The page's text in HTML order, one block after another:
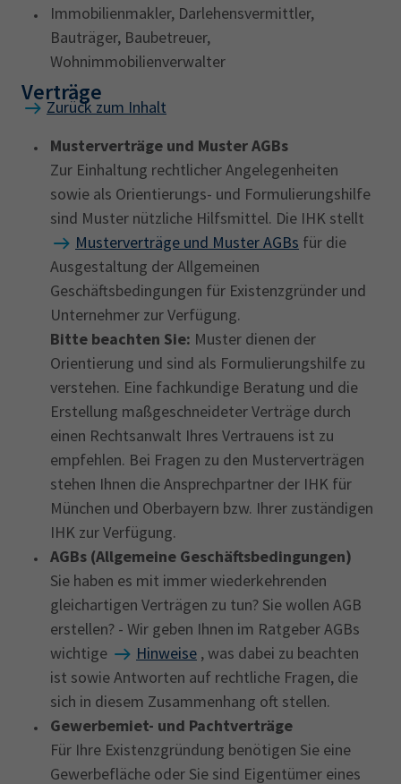
Immobilienmakler, Darlehensvermittler,
Bauträger, Baubetreuer,
Wohnimmobilienverwalter
Zurück zum Inhalt
Verträge
Musterverträge und Muster AGBs
Zur Einhaltung rechtlicher Angelegenheiten
sowie als Orientierungs- und Formulierungshilfe
sind Muster nützliche Hilfsmittel. Die IHK stellt
Musterverträge und Muster AGBs für die
Ausgestaltung der Allgemeinen
Geschäftsbedingungen für Existenzgründer und
Unternehmer zur Verfügung.
Bitte beachten Sie: Muster dienen der
Orientierung und sind als Formulierungshilfe zu
verstehen. Eine fachkundige Beratung und die
Erstellung maßgeschneideter Verträge durch
einen Rechtsanwalt Ihres Vertrauens ist zu
empfehlen. Bei Fragen zu den Musterverträgen
stehen Ihnen die Ansprechpartner der IHK für
München und Oberbayern bzw. Ihrer zuständigen
IHK zur Verfügung.
AGBs (Allgemeine Geschäftsbedingungen)
Sie haben es mit immer wiederkehrenden
gleichartigen Verträgen zu tun? Sie wollen AGB
erstellen? - Wir geben Ihnen im Ratgeber AGBs
wichtige
Hinweise , was dabei zu beachten
ist sowie Antworten auf rechtliche Fragen, die
sich in diesem Zusammenhang oft stellen.
Gewerbemiet- und Pachtverträge
Für Ihre Existenzgründung benötigen Sie eine
Gewerbefläche oder Sie sind Eigentümer eines